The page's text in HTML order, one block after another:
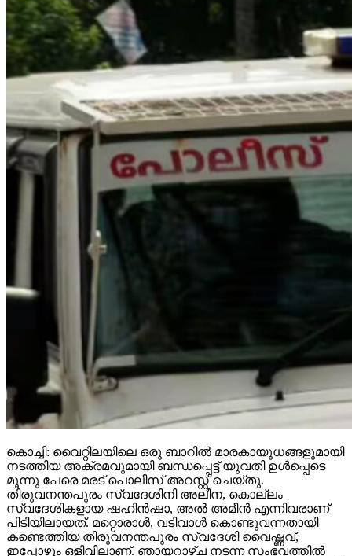
കൊച്ചി: വൈറ്റിലയിലെ ഒരു ബാറില്‍ മാരകായുധങ്ങളുമായി
നടത്തിയ അക്രമവുമായി ബന്ധപ്പെട്ട് യുവതി ഉള്‍പ്പെടെ
മൂന്നു പേരെ മരട് പൊലീസ് അറസ്റ്റ് ചെയ്തു.
തിരുവനന്തപുരം സ്വദേശിനി അലീന, കൊല്ലം
സ്വദേശികളായ ഷഹിന്‍ഷാ, അല്‍ അമീന്‍ എന്നിവരാണ്
പിടിയിലായത്. മറ്റൊരാള്‍, വടിവാള്‍ കൊണ്ടുവന്നതായി
കണ്ടെത്തിയ തിരുവനന്തപുരം സ്വദേശി വൈഷ്ണവ്,
ഇപ്പോഴും ഒളിവിലാണ്. ഞായറാഴ്ച നടന്ന സംഭവത്തില്‍